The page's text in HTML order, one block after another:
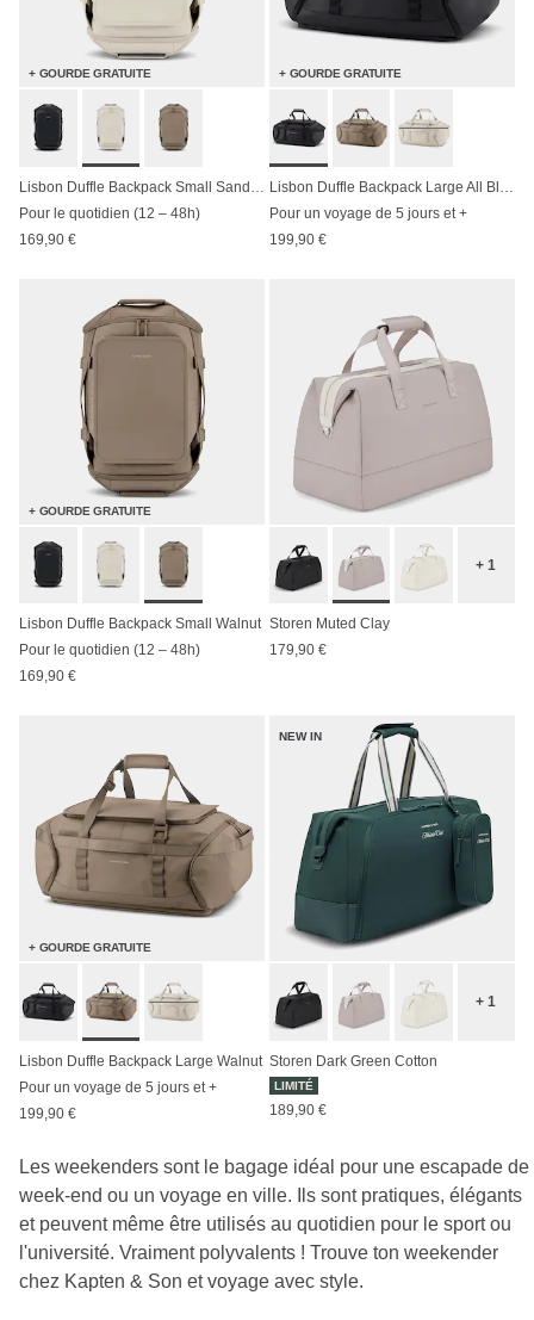
+ GOURDE GRATUITE
Pour le quotidien (12 – 48h)
169,90 €
+ GOURDE GRATUITE
Pour un voyage de 5 jours et +
199,90 €
+ GOURDE GRATUITE
Lisbon Duffle Backpack Small Walnut
Pour le quotidien (12 – 48h)
169,90 €
+ 1
Storen Muted Clay
179,90 €
+ GOURDE GRATUITE
Lisbon Duffle Backpack Large Walnut
Pour un voyage de 5 jours et +
199,90 €
NEW IN
+ 1
Storen Dark Green Cotton
LIMITÉ
189,90 €
Les weekenders sont le bagage idéal pour une escapade de
week-end ou un voyage en ville. Ils sont pratiques, élégants
et peuvent même être utilisés au quotidien pour le sport ou
l'université. Vraiment polyvalents ! Trouve ton weekender
chez Kapten & Son et voyage avec style.